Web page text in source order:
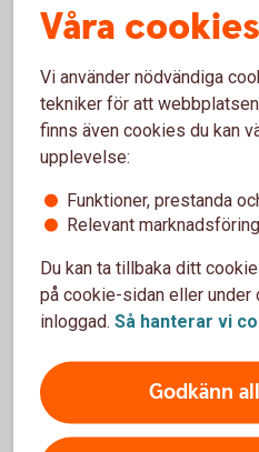
Varför swaption?
Säkerställ att ert
framtida förändring i
Möjlighet att förändra
lån eller en placering
ränta till fast eller
Skaffa swaption på ett
Så fungerar en swaption
Våra
Vi använder nödvändiga
tekniker för att
finns även cookies du kan
upplevelse:
Funktioner, prestanda
Relevant marknadsföring
Du kan ta tillbaka ditt
på cookie-sidan eller under
inloggad. Så hanterar vi
Godkänn